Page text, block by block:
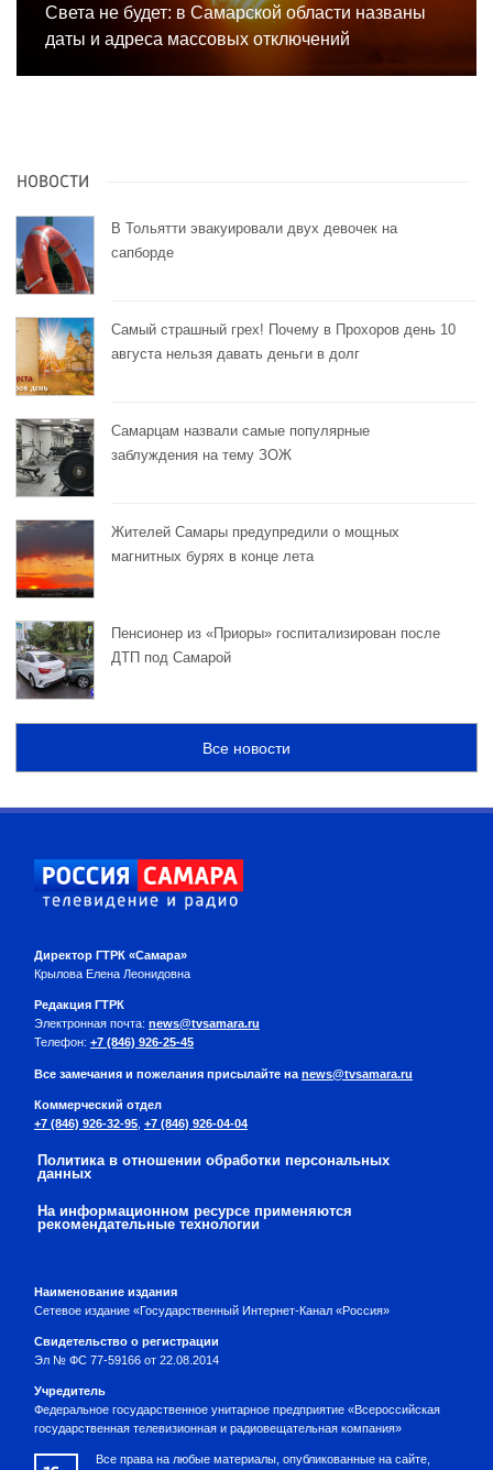
Света не будет: в Самарской области названы
даты и адреса массовых отключений
НОВОСТИ
В Тольятти эвакуировали двух девочек на
сапборде
Самый страшный грех! Почему в Прохоров день 10
августа нельзя давать деньги в долг
Самарцам назвали самые популярные
заблуждения на тему ЗОЖ
Жителей Самары предупредили о мощных
магнитных бурях в конце лета
Пенсионер из «Приоры» госпитализирован после
ДТП под Самарой
Все новости
Директор ГТРК «Самара»
Крылова Елена Леонидовна
Редакция ГТРК
Электронная почта: news@tvsamara.ru
Телефон: +7 (846) 926-25-45
Все замечания и пожелания присылайте на news@tvsamara.ru
Коммерческий отдел
+7 (846) 926-32-95 +7 (846) 926-04-04
Политика в отношении обработки персональных
данных
На информационном ресурсе применяются
рекомендательные технологии
Наименование издания
Сетевое издание «Государственный Интернет-Канал «Россия»
Свидетельство о регистрации
Эл № ФС 77-59166 от 22.08.2014
Учредитель
Федеральное государственное унитарное предприятие «Всероссийская
государственная телевизионная и радиовещательная компания»
Все права на любые материалы, опубликованные на сайте,